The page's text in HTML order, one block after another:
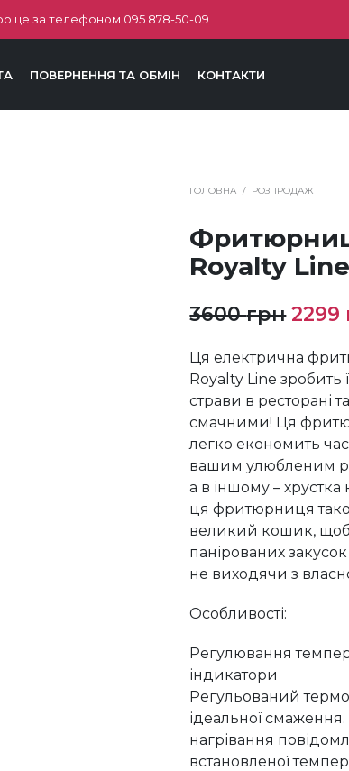
це за телефоном 095 878-50-09
ПОВЕРНЕННЯ ТА ОБМІН КОНТАКТИ
ГОЛОВНА / РОЗПРОДАЖ
Royalty Line
3600грн
3600
2299
Ця електрична
Royalty Line зробить
страви в ресторані
смачними! Ця
легко економить
вашим улюбленим
а в іншому – хрустка
ця фритюрниця
великий кошик, щоб
панірованих
не виходячи з
Особливості:
Регулювання
індикатори
Регульований
ідеальної
нагрівання
встановленої